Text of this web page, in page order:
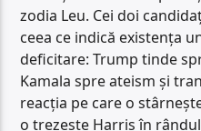
zodia Leu. Cei doi
ceea ce indică existența
deficitare: Trump tinde
Kamala spre ateism și
reacția pe care o
o trezește Harris în